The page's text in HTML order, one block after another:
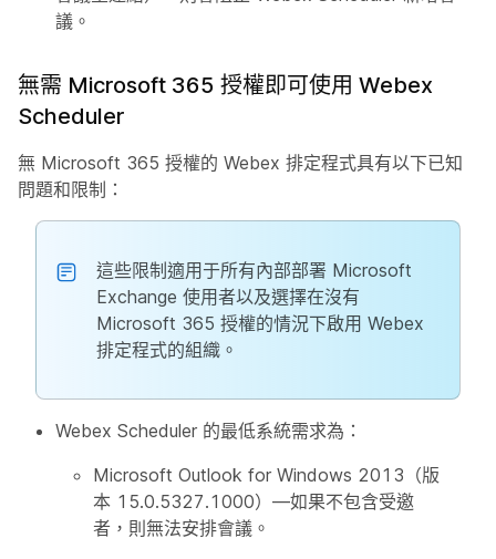
議。
無需 Microsoft 365 授權即可使用 Webex
Scheduler
無 Microsoft 365 授權的 Webex 排定程式具有以下已知
問題和限制：
這些限制適用于所有內部部署 Microsoft
Exchange 使用者以及選擇在沒有
Microsoft 365 授權的情況下啟用 Webex
排定程式的組織。
Webex Scheduler 的最低系統需求為：
Microsoft Outlook for Windows 2013（版
本 15.0.5327.1000）—如果不包含受邀
者，則無法安排會議。